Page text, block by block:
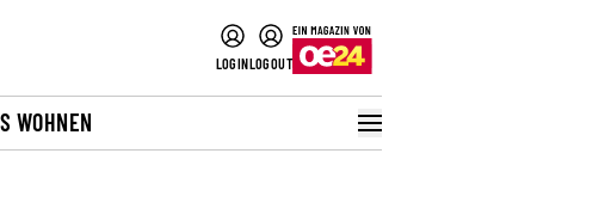
LOGINLOGOUT
WOHNEN